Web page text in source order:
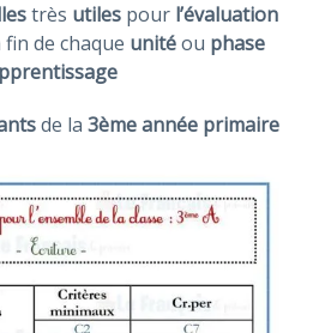
très utilespour l’évaluation
de chaque unitéou phase
de la 3ème année primaire